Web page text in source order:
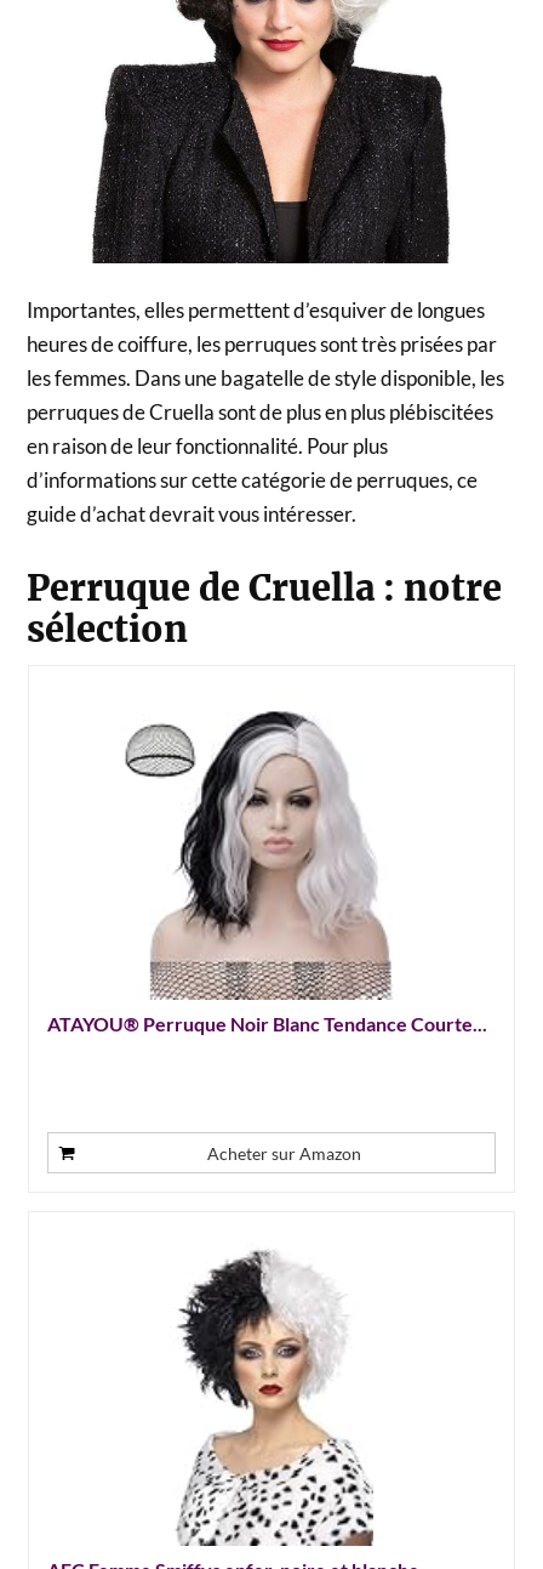
Importantes, elles permettent d’esquiver de longues
heures de coiffure, les perruques sont très prisées par
les femmes. Dans une bagatelle de style disponible, les
perruques de Cruella sont de plus en plus plébiscitées
en raison de leur fonctionnalité. Pour plus
d’informations sur cette catégorie de perruques, ce
guide d’achat devrait vous intéresser.
Perruque de Cruella : notre
sélection
ATAYOU® Perruque Noir Blanc Tendance Courte...
Acheter sur Amazon